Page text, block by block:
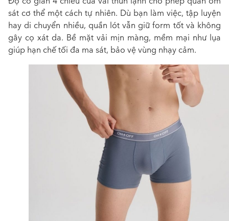
sát cơ thể một cách tự nhiên. Dù bạn làm việc, tập luyện
hay di chuyển nhiều, quần lót vẫn giữ form tốt và không
gây cọ xát da. Bề mặt vải mịn màng, mềm mại như lụa
giúp hạn chế tối đa ma sát, bảo vệ vùng nhạy cảm.